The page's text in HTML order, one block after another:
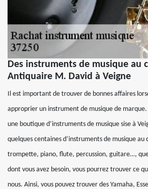
Des instruments de musique au
Antiquaire M. David à Veigne
Il est important de trouver de bonnes affaires
approprier un instrument de musique de
une boutique d’instruments de musique sise à
quelques centaines d’instruments de musique au
trompette, piano, flute, percussion, guitare…,
dont vous avez besoin, vous pourrez trouver ce
nous. Ainsi, vous pouvez trouver des Yamaha,